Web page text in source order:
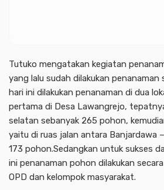
Tutuko mengatakan kegiatan
yang lalu sudah dilakukan
hari ini dilakukan penanaman di dua
pertama di Desa Lawangrejo,
selatan sebanyak 265 pohon,
yaitu di ruas jalan antara Banjardawa
173 pohon.Sedangkan untuk sukses
ini penanaman pohon dilakukan
OPD dan kelompok masyarakat.